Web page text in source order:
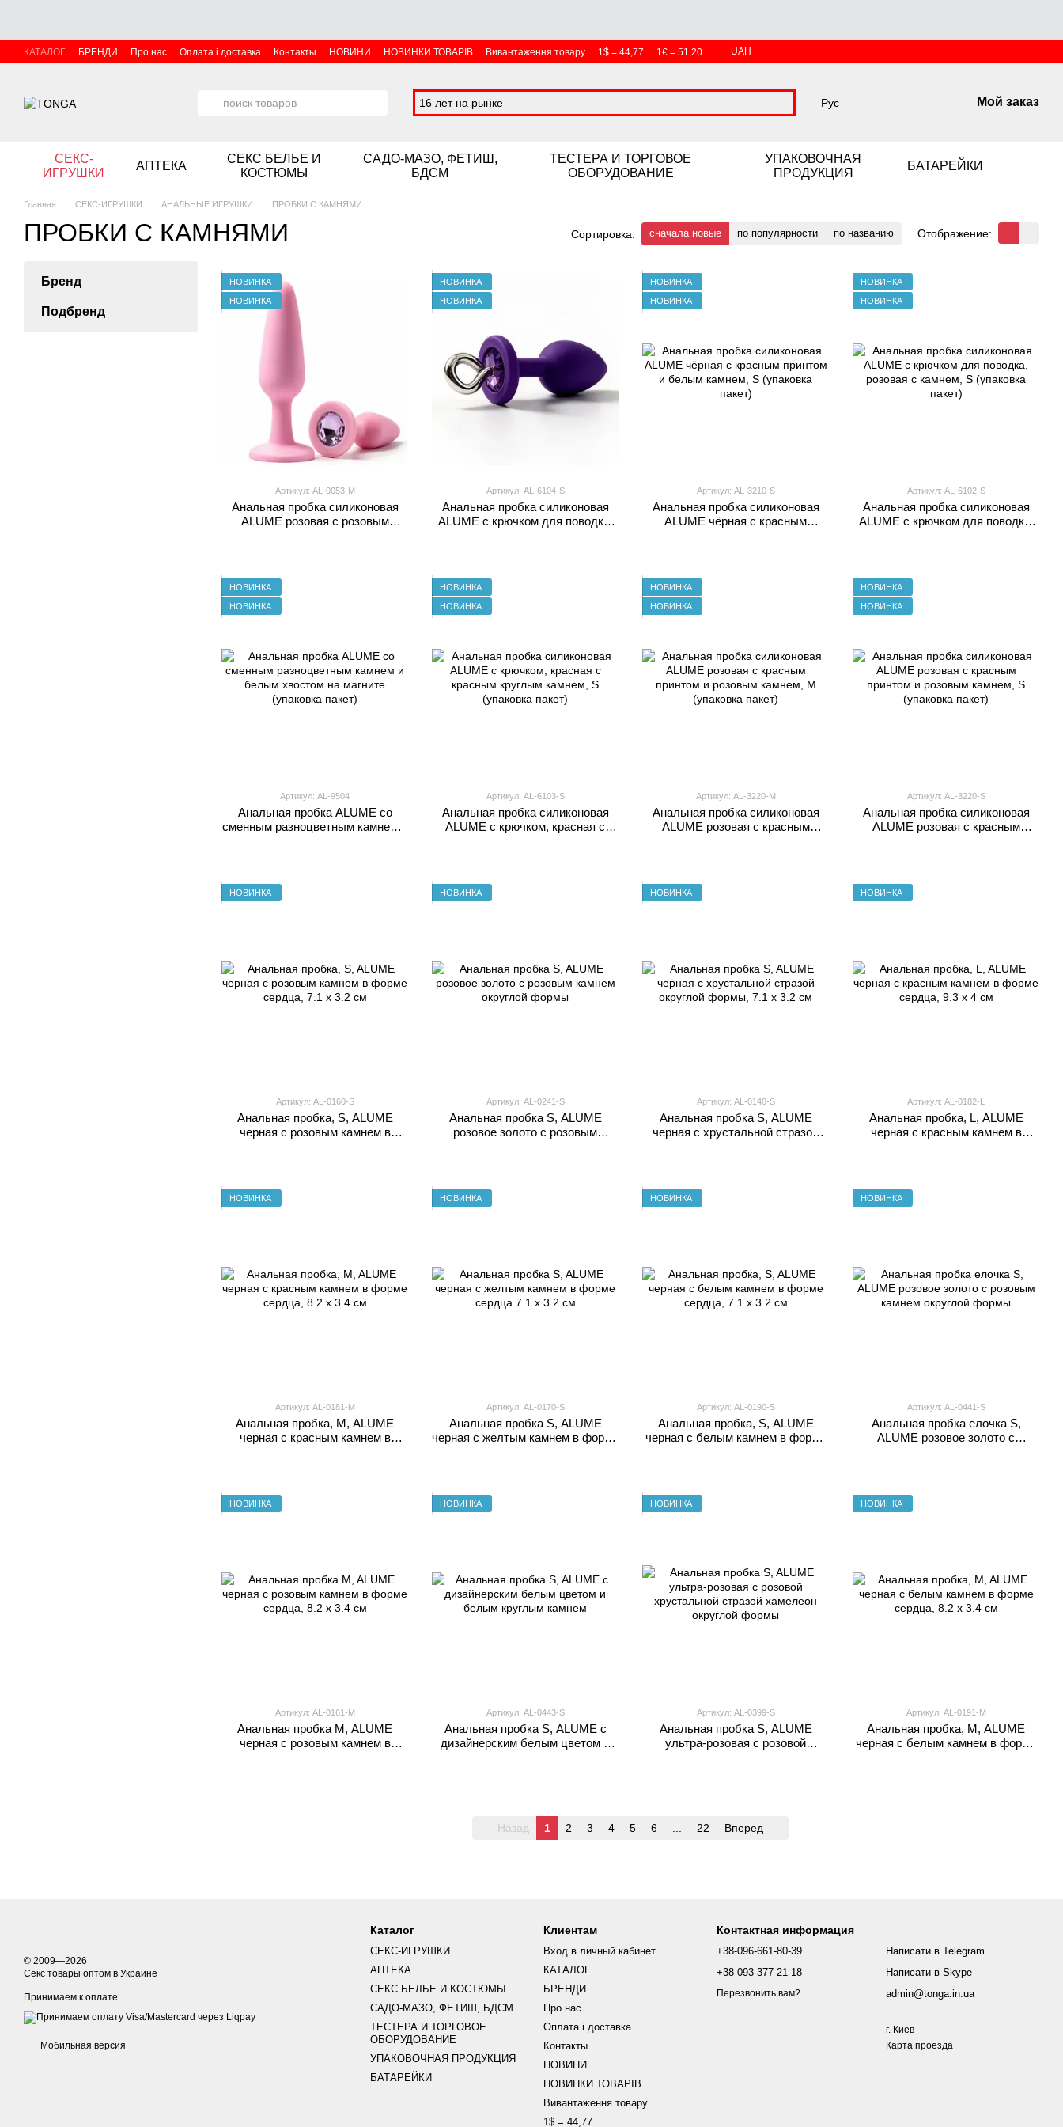
КАТАЛОГ БРЕНДИ Про нас Оплата і доставка Контакты НОВИНИ НОВИНКИ ТОВАРІВ Вивантаження товару 1$ = 44,77 1€ = 51,20 UAH
16 лет на рынке Рус Мой заказ
СЕКС-
ИГРУШКИ
АПТЕКА
СЕКС БЕЛЬЕ И
КОСТЮМЫ
САДО-МАЗО, ФЕТИШ,
БДСМ
ТЕСТЕРА И ТОРГОВОЕ
ОБОРУДОВАНИЕ
УПАКОВОЧНАЯ
ПРОДУКЦИЯ
БАТАРЕЙКИ
Главная СЕКС-ИГРУШКИ АНАЛЬНЫЕ ИГРУШКИ ПРОБКИ С КАМНЯМИ
ПРОБКИ С КАМНЯМИ Сортировка: сначала новые по популярности по названию Отображение:
НОВИНКА
НОВИНКА
Артикул: AL-0053-M
Анальная пробка силиконовая
ALUME розовая с розовым
НОВИНКА
НОВИНКА
Артикул: AL-6104-S
Анальная пробка силиконовая
ALUME с крючком для поводка,
НОВИНКА
НОВИНКА
Артикул: AL-3210-S
Анальная пробка силиконовая
ALUME чёрная с красным
НОВИНКА
НОВИНКА
Артикул: AL-6102-S
Анальная пробка силиконовая
ALUME с крючком для поводка,
НОВИНКА
НОВИНКА
Артикул: AL-9504
Анальная пробка ALUME со
сменным разноцветным камнем и
НОВИНКА
НОВИНКА
Артикул: AL-6103-S
Анальная пробка силиконовая
ALUME с крючком, красная с
НОВИНКА
НОВИНКА
Артикул: AL-3220-М
Анальная пробка силиконовая
ALUME розовая с красным
НОВИНКА
НОВИНКА
Артикул: AL-3220-S
Анальная пробка силиконовая
ALUME розовая с красным
НОВИНКА
Артикул: AL-0160-S
Анальная пробка, S, ALUME
черная с розовым камнем в
НОВИНКА
Артикул: AL-0241-S
Анальная пробка S, ALUME
розовое золото с розовым
НОВИНКА
Артикул: AL-0140-S
Анальная пробка S, ALUME
черная с хрустальной стразой
НОВИНКА
Артикул: AL-0182-L
Анальная пробка, L, ALUME
черная с красным камнем в
НОВИНКА
Артикул: AL-0181-M
Анальная пробка, M, ALUME
черная с красным камнем в
НОВИНКА
Артикул: AL-0170-S
Анальная пробка S, ALUME
черная с желтым камнем в форме
НОВИНКА
Артикул: AL-0190-S
Анальная пробка, S, ALUME
черная с белым камнем в форме
НОВИНКА
Артикул: AL-0441-S
Анальная пробка елочка S,
ALUME розовое золото с
НОВИНКА
Артикул: AL-0161-M
Анальная пробка M, ALUME
черная с розовым камнем в
НОВИНКА
Артикул: AL-0443-S
Анальная пробка S, ALUME с
дизайнерским белым цветом и
НОВИНКА
Артикул: AL-0399-S
Анальная пробка S, ALUME
ультра-розовая с розовой
НОВИНКА
Артикул: AL-0191-M
Анальная пробка, M, ALUME
черная с белым камнем в форме
Назад 1 2 3 4 5 6 22 Вперед
Бренд
Подбренд
© 2009—2026
Секс товары оптом в Украине
Принимаем к оплате
Мобильная версия
Каталог
СЕКС-ИГРУШКИ
АПТЕКА
СЕКС БЕЛЬЕ И КОСТЮМЫ
САДО-МАЗО, ФЕТИШ, БДСМ
ТЕСТЕРА И ТОРГОВОЕ
ОБОРУДОВАНИЕ
УПАКОВОЧНАЯ ПРОДУКЦИЯ
БАТАРЕЙКИ
Клиентам
Вход в личный кабинет
КАТАЛОГ
БРЕНДИ
Про нас
Оплата і доставка
Контакты
НОВИНИ
НОВИНКИ ТОВАРІВ
Вивантаження товару
1$ = 44,77
Контактная информация
+38-096-661-80-39
+38-093-377-21-18
Перезвонить вам?
Написати в Telegram
Написати в Skype
admin@tonga.in.ua
г. Киев
Карта проезда